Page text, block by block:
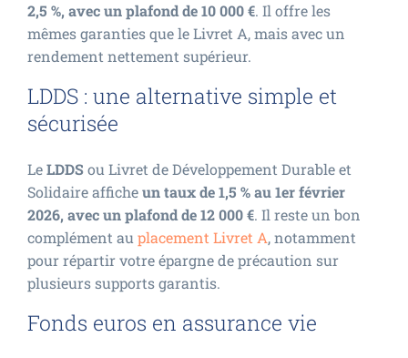
2,5 %, avec un plafond de 10 000 €. Il offre les
mêmes garanties que le Livret A, mais avec un
rendement nettement supérieur.
LDDS : une alternative simple et
sécurisée
LeLDDSou Livret de Développement Durable et
Solidaire afficheun taux de 1,5 % au 1er février
2026, avec un plafond de 12 000 €. Il reste un bon
complément au placement Livret A, notamment
pour répartir votre épargne de précaution sur
plusieurs supports garantis.
Fonds euros en assurance vie